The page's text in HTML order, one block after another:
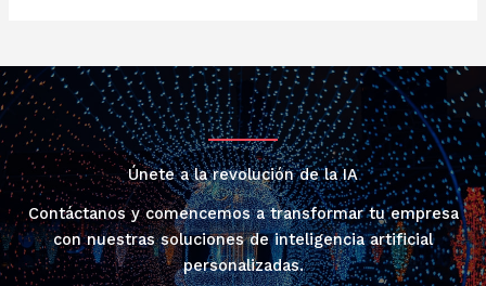
Únete a la revolución de la IA
Contáctanos y comencemos a transformar tu empresa
con nuestras soluciones de inteligencia artificial
personalizadas.